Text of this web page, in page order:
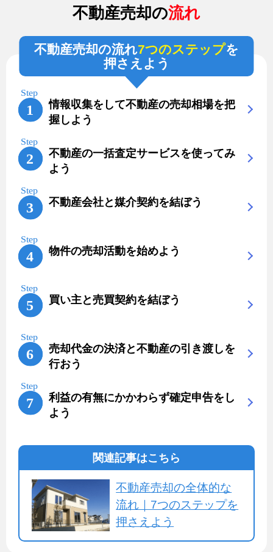
不動産売却の流れ
不動産売却の流れ7つのステップを
押さえよう
情報収集をして不動産の売却相場を把
握しよう
不動産の一括査定サービスを使ってみ
よう
不動産会社と媒介契約を結ぼう
物件の売却活動を始めよう
買い主と売買契約を結ぼう
売却代金の決済と不動産の引き渡しを
行おう
利益の有無にかかわらず確定申告をし
よう
関連記事はこちら
不動産売却の全体的な
流れ｜7つのステップを
押さえよう